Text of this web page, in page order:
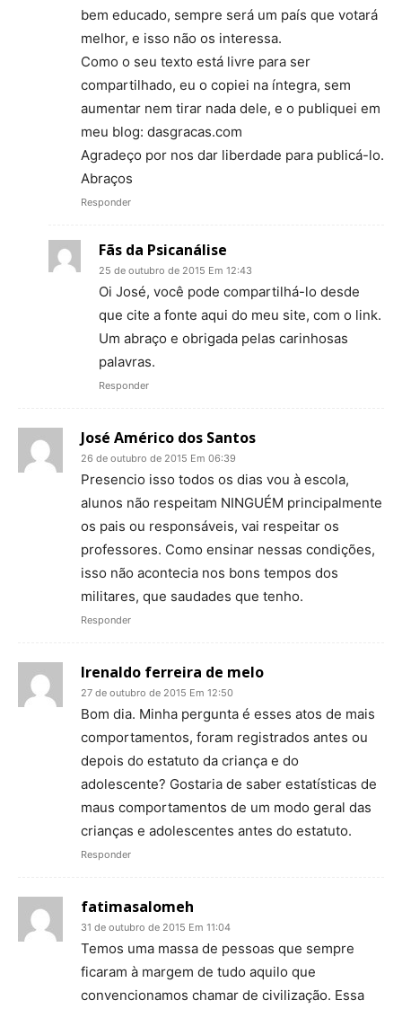
bem educado, sempre será um país que votará
melhor, e isso não os interessa.
Como o seu texto está livre para ser
compartilhado, eu o copiei na íntegra, sem
aumentar nem tirar nada dele, e o publiquei em
meu blog: dasgracas.com
Agradeço por nos dar liberdade para publicá-lo.
Abraços
Responder
Fãs da Psicanálise
25 de outubro de 2015 Em 12:43
Oi José, você pode compartilhá-lo desde
que cite a fonte aqui do meu site, com o link.
Um abraço e obrigada pelas carinhosas
palavras.
Responder
José Américo dos Santos
26 de outubro de 2015 Em 06:39
Presencio isso todos os dias vou à escola,
alunos não respeitam NINGUÉM principalmente
os pais ou responsáveis, vai respeitar os
professores. Como ensinar nessas condições,
isso não acontecia nos bons tempos dos
militares, que saudades que tenho.
Responder
Irenaldo ferreira de melo
27 de outubro de 2015 Em 12:50
Bom dia. Minha pergunta é esses atos de mais
comportamentos, foram registrados antes ou
depois do estatuto da criança e do
adolescente? Gostaria de saber estatísticas de
maus comportamentos de um modo geral das
crianças e adolescentes antes do estatuto.
Responder
fatimasalomeh
31 de outubro de 2015 Em 11:04
Temos uma massa de pessoas que sempre
ficaram à margem de tudo aquilo que
convencionamos chamar de civilização. Essa